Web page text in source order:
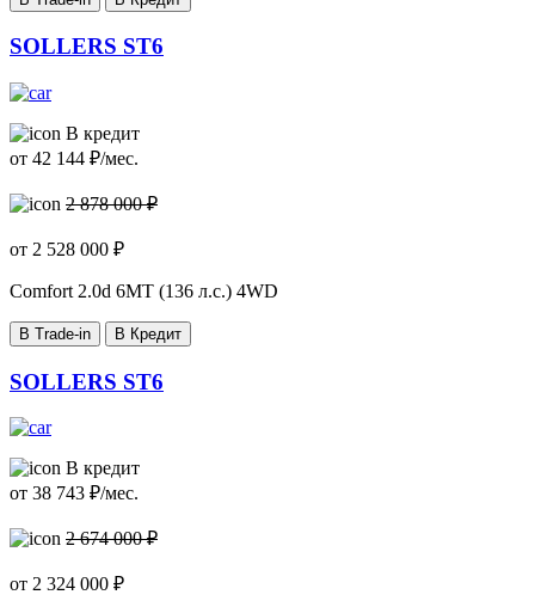
SOLLERS ST6
В кредит
от 42 144 ₽/мес.
2 878 000 ₽
от 2 528 000 ₽
Comfort 2.0d 6MT (136 л.с.) 4WD
В Trade-in В Кредит
SOLLERS ST6
В кредит
от 38 743 ₽/мес.
2 674 000 ₽
от 2 324 000 ₽